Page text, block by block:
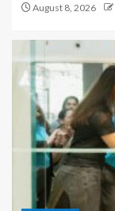
August 8, 2026